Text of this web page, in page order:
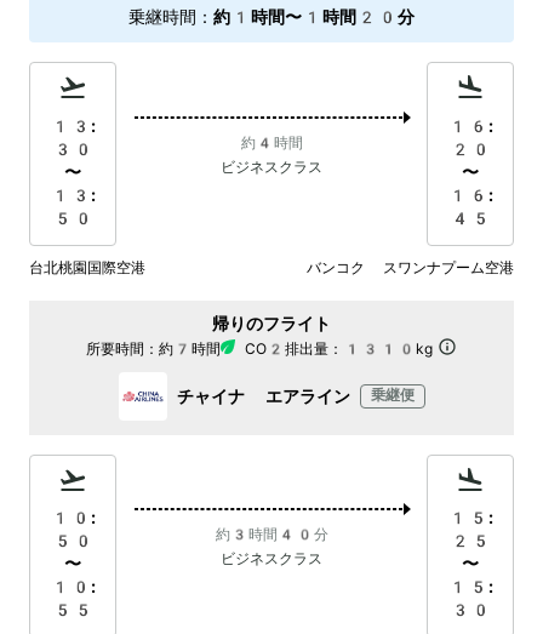
乗継時間 ： 約1時間〜1時間20分
13:
30
〜
13:
50
約4時間
ビジネスクラス
16:
20
〜
16:
45
台北桃園国際空港 バンコク スワンナプーム空港
帰りのフライト
所要時間： 約7時間 CO2排出量： 1310kg
チャイナ エアライン 乗継便
10:
50
〜
10:
55
約3時間40分
ビジネスクラス
15:
25
〜
15:
30